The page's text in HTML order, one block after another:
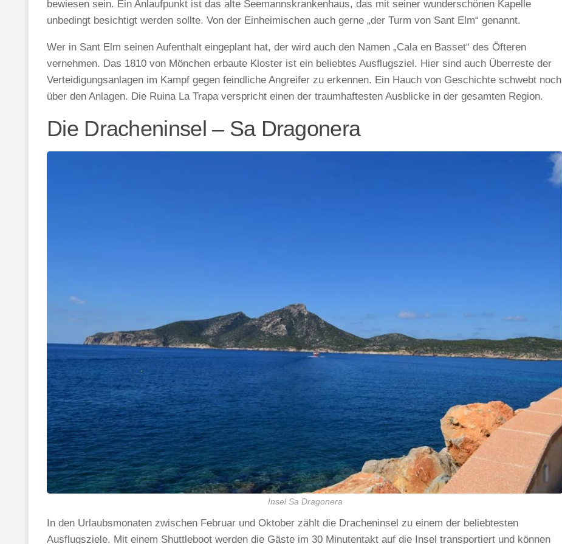
bewiesen sein. Ein Anlaufpunkt ist das alte Seemannskrankenhaus, das mit seiner wunderschönen Kapelle
unbedingt besichtigt werden sollte. Von der Einheimischen auch gerne „der Turm von Sant Elm“ genannt.
Wer in Sant Elm seinen Aufenthalt eingeplant hat, der wird auch den Namen „Cala en Basset“ des Öfteren
vernehmen. Das 1810 von Mönchen erbaute Kloster ist ein beliebtes Ausflugsziel. Hier sind auch Überreste der
Verteidigungsanlagen im Kampf gegen feindliche Angreifer zu erkennen. Ein Hauch von Geschichte schwebt noch
über den Anlagen. Die Ruina La Trapa verspricht einen der traumhaftesten Ausblicke in der gesamten Region.
Die Dracheninsel – Sa Dragonera
Insel Sa Dragonera
In den Urlaubsmonaten zwischen Februar und Oktober zählt die Dracheninsel zu einem der beliebtesten
Ausflugsziele. Mit einem Shuttleboot werden die Gäste im 30 Minutentakt auf die Insel transportiert und können